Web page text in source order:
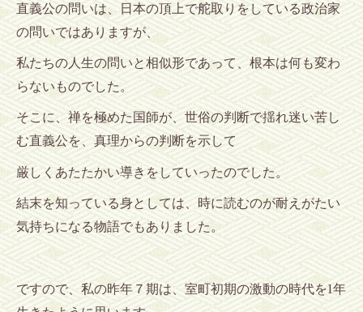
直義公の問いは、日本の頂上で舵取りをしている政治家
の問いではありますが、
私たちの人生の問いと相似形であって、根本は何も変わ
らないものでした。
そこに、禅を極めた国師が、世俗の判断で揺れ迷い苦し
む直義公を、真理からの判断を示して
厳しくあたたかい導きをしていったのでした。
結末を知っている身としては、時に読むのが耐えがたい
気持ちになる物語でもありました。
ですので、私の昨年７期は、室町初期の激動の時代を1年